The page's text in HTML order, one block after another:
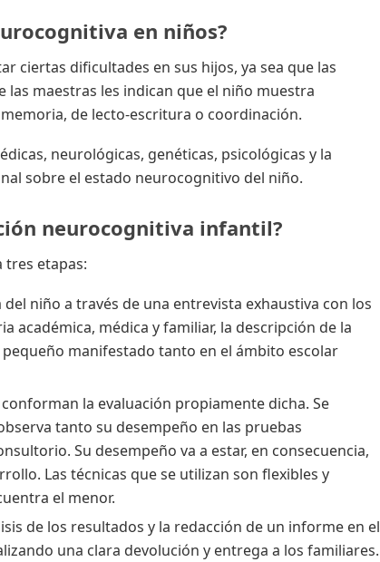
en niños?
ciertas dificultades en sus hijos, ya sea que las
maestras les indican que el niño muestra
de lecto-escritura o coordinación.
neurológicas, genéticas, psicológicas y la
sobre el estado neurocognitivo del niño.
neurocognitiva infantil?
tres etapas:
niño a través de una entrevista exhaustiva con los
académica, médica y familiar, la descripción de la
manifestado tanto en el ámbito escolar
la evaluación propiamente dicha. Se
tanto su desempeño en las pruebas
Su desempeño va a estar, en consecuencia,
Las técnicas que se utilizan son flexibles y
el menor.
de los resultados y la redacción de un informe en el
una clara devolución y entrega a los familiares.